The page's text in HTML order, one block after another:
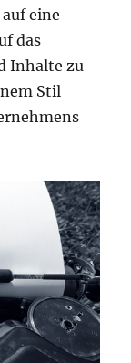
eine
das
Inhalte zu
Stil